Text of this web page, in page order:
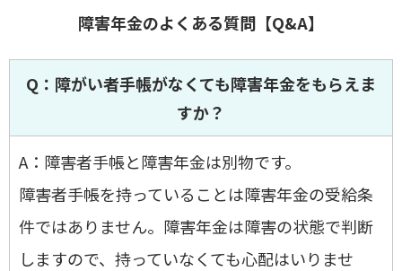
障害年金のよくある質問【Q&A】
Q：障がい者手帳がなくても障害年金をもらえま
すか？
A：障害者手帳と障害年金は別物です。
障害者手帳を持っていることは障害年金の受給条
件ではありません。障害年金は障害の状態で判断
しますので、持っていなくても心配はいりませ